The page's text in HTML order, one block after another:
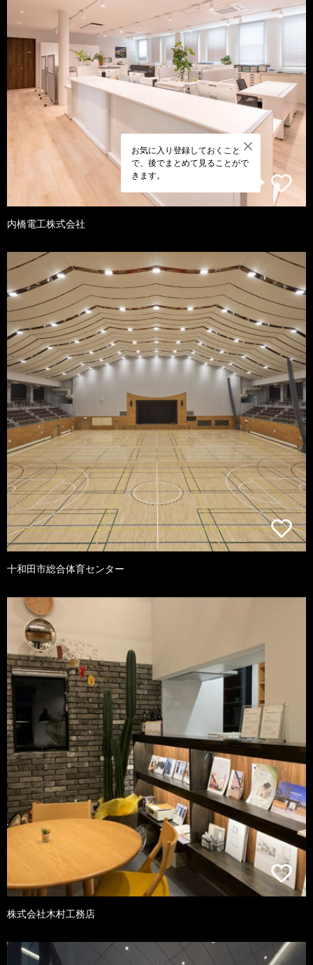
お気に入り登録しておくこと
で、後でまとめて見ることがで
きます。
内橋電工株式会社
十和田市総合体育センター
株式会社木村工務店